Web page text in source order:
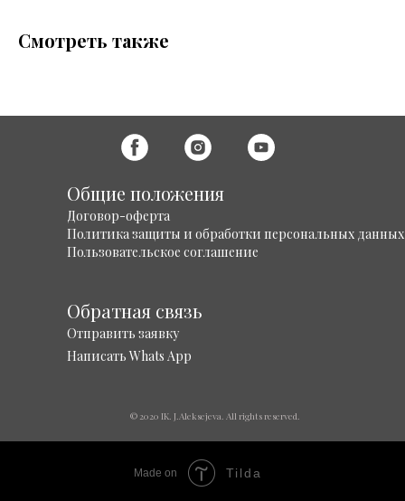
Смотреть также
Общие положения
Договор-оферта
Политика защиты и обработки персональных данных
Пользовательское соглашение
Обратная связь
Написать Whats App
Отправить заявку
© 2020 IK. J.Aleksejeva. All rights reserved.
Made on Tilda